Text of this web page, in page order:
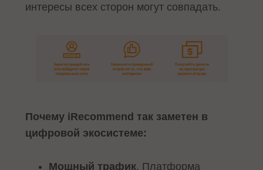
интересы всех сторон могут совпадать.
Почему iRecommend так заметен в
цифровой экосистеме:
Мощный трафик. Платформа